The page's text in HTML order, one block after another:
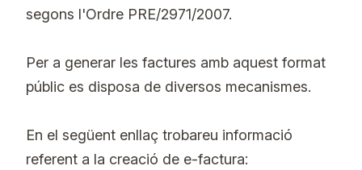
segons l'Ordre PRE/2971/2007.
Per a generar les factures amb aquest format
públic es disposa de diversos mecanismes.
En el següent enllaç trobareu informació
referent a la creació de e-factura: